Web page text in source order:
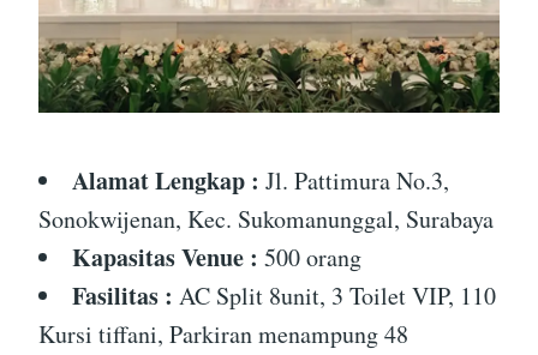
Alamat Lengkap : Jl. Pattimura No.3,
Sonokwijenan, Kec. Sukomanunggal, Surabaya
Kapasitas Venue : 500 orang
Fasilitas : AC Split 8unit, 3 Toilet VIP, 110
Kursi tiffani, Parkiran menampung 48